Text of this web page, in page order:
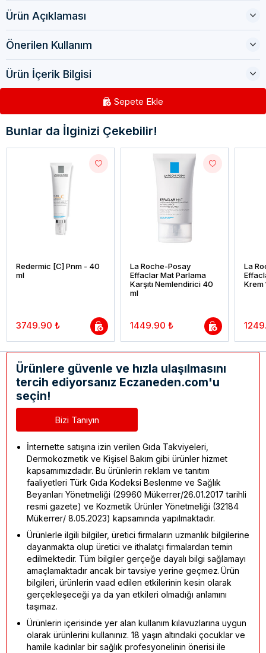
Ürün Açıklaması
Önerilen Kullanım
Ürün İçerik Bilgisi
Sepete Ekle
Bunlar da İlginizi Çekebilir!
Redermic [C] Pnm - 40
ml
3749.90 ₺
La Roche-Posay
Effaclar Mat Parlama
Karşıtı Nemlendirici 40
ml
1449.90 ₺
La
Krem
Ürünlere güvenle ve hızla ulaşılmasını
tercih ediyorsanız Eczaneden.com'u
seçin!
Bizi Tanıyın
İnternette satışına izin verilen Gıda Takviyeleri,
Dermokozmetik ve Kişisel Bakım gibi ürünler hizmet
kapsamımızdadır. Bu ürünlerin reklam ve tanıtım
faaliyetleri Türk Gıda Kodeksi Beslenme ve Sağlık
Beyanları Yönetmeliği (29960 Mükerrer/26.01.2017 tarihli
resmi gazete) ve Kozmetik Ürünler Yönetmeliği (32184
Mükerrer/ 8.05.2023) kapsamında yapılmaktadır.
Ürünlerle ilgili bilgiler, üretici firmaların uzmanlık bilgilerine
dayanmakta olup üretici ve ithalatçı firmalardan temin
edilmektedir. Tüm bilgiler gerçeğe dayalı bilgi sağlamayı
amaçlamaktadır ancak bir tavsiye yerine geçmez. Ürün
bilgileri, ürünlerin vaad edilen etkilerinin kesin olarak
gerçekleşeceği ya da yan etkileri olmadığı anlamını
taşımaz.
Ürünlerin içerisinde yer alan kullanım kılavuzlarına uygun
olarak ürünlerini kullanınız. 18 yaşın altındaki çocuklar ve
hamile kadınlar bir sağlık profesyonelinin önerisi ile